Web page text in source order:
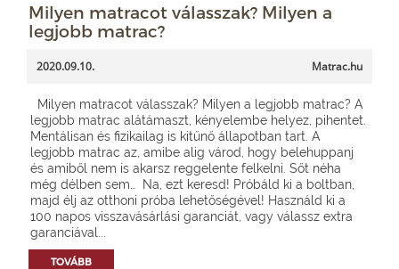
Milyen matracot válasszak? Milyen a
legjobb matrac?
2020.09.10. Matrac.hu
Milyen matracot válasszak? Milyen a legjobb matrac? A
legjobb matrac alátámaszt, kényelembe helyez, pihentet.
Mentálisan és fizikailag is kitűnő állapotban tart. A
legjobb matrac az, amibe alig várod, hogy belehuppanj
és amiből nem is akarsz reggelente felkelni. Sőt néha
még délben sem… Na, ezt keresd! Próbáld ki a boltban,
majd élj az otthoni próba lehetőségével! Használd ki a
100 napos visszavásárlási garanciát, vagy válassz extra
garanciával...
TOVÁBB